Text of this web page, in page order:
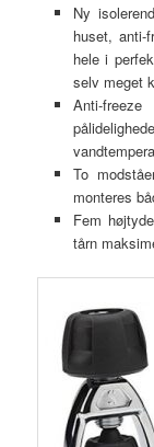
Ny
huset,
hele i
selv meget
Anti-
To
monteres
Fem
tårn